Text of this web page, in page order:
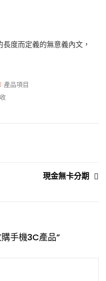
度而定義的無意義內文，
產品項目
現金無卡分期
手機3C產品”